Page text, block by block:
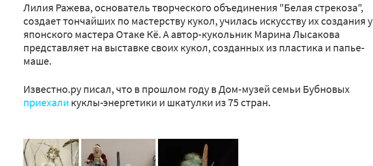
Лилия Ражева, основатель творческого объединения "Белая стрекоза",
создает тончайших по мастерству кукол, училась искусству их создания у
японского мастера Отаке Кё. А автор-кукольник Марина Лысакова
представляет на выставке своих кукол, созданных из пластика и папье-
маше.
Известно.ру писал, что в прошлом году в Дом-музей семьи Бубновых
приехали куклы-энергетики и шкатулки из 75 стран.